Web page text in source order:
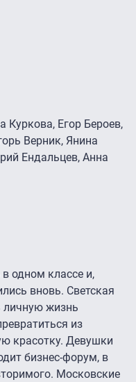
Егор Бероев,
Верник, Янина
Ендальцев, Анна
одном классе и,
вновь. Светская
личную жизнь
из
красотку. Девушки
бизнес-форум, в
Московские